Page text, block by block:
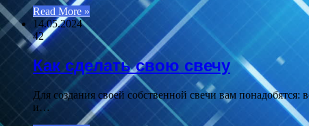
Read More »
14.05.2024
42
Как сделать свою свечу
Для создания своей собственной свечи вам
и…